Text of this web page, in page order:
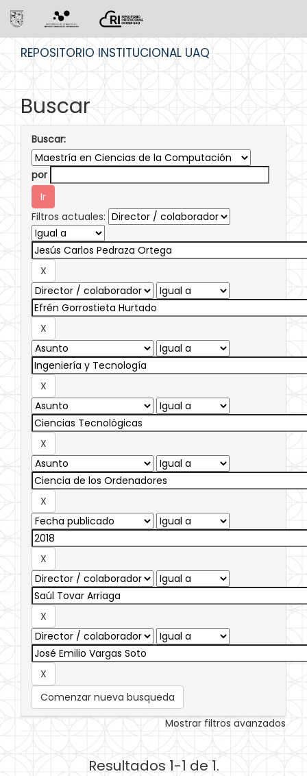
REPOSITORIO INSTITUCIONAL UAQ
Buscar
Buscar:
por
Filtros actuales:
Comenzar nueva busqueda
Mostrar filtros avanzados
Resultados 1-1 de 1.